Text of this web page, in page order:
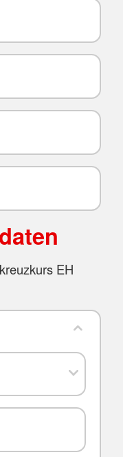
EH